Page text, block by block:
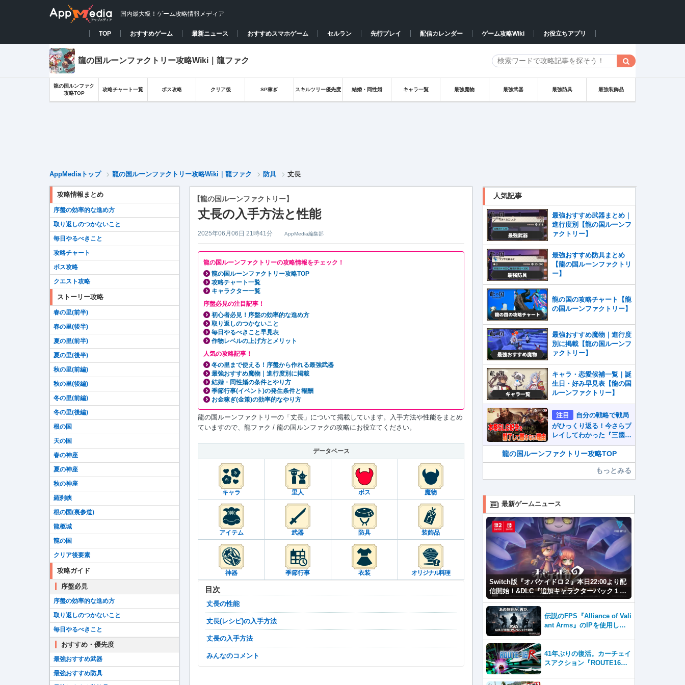
国内最大級！ゲーム攻略情報メディア
TOP おすすめゲーム 最新ニュース おすすめスマホゲーム セルラン 先行プレイ 配信カレンダー ゲーム攻略Wiki お役立ちアプリ
龍の国ルーンファクトリー攻略Wiki｜龍ファク
龍の国ルンファク
攻略TOP
攻略チャート一覧 ボス攻略 クリア後 SP稼ぎ スキルツリー優先度 結婚・同性婚 キャラ一覧 最強魔物 最強武器 最強防具 最強装飾品
AppMediaトップ 龍の国ルーンファクトリー攻略Wiki｜龍ファク 防具 丈長
【龍の国ルーンファクトリー】
丈長の入手方法と性能
2025年06月06日 21時41分 AppMedia編集部
龍の国ルーンファクトリーの攻略情報をチェック！
龍の国ルーンファクトリー攻略TOP
攻略チャート一覧
キャラクター一覧
序盤必見の注目記事！
初心者必見！序盤の効率的な進め方
取り返しのつかないこと
毎日やるべきこと早見表
作物レベルの上げ方とメリット
人気の攻略記事！
冬の里まで使える！序盤から作れる最強武器
最強おすすめ魔物｜進行度別に掲載
結婚・同性婚の条件とやり方
季節行事(イベント)の発生条件と報酬
お金稼ぎ(金策)の効率的なやり方
龍の国ルーンファクトリーの「丈長」について掲載しています。入手方法や性能をまとめ
ていますので、龍ファク / 龍の国ルンファクの攻略にお役立てください。
データベース
キャラ 里人 ボス 魔物
アイテム 武器 防具 装飾品
神器 季節行事 衣装 オリジナル料理
目次
丈長の性能
丈長(レシピ)の入手方法
丈長の入手方法
みんなのコメント
攻略情報まとめ
序盤の効率的な進め方
取り返しのつかないこと
毎日やるべきこと
攻略チャート
ボス攻略
クエスト攻略
ストーリー攻略
春の里(前半)
春の里(後半)
夏の里(前半)
夏の里(後半)
秋の里(前編)
秋の里(後編)
冬の里(前編)
冬の里(後編)
根の国
天の国
春の神座
夏の神座
秋の神座
羅刹峡
根の国(裏参道)
龍柩城
龍の国
クリア後要素
攻略ガイド
序盤必見
序盤の効率的な進め方
取り返しのつかないこと
毎日やるべきこと
おすすめ・優先度
最強おすすめ武器
最強おすすめ防具
人気記事
最強おすすめ武器まとめ｜
進行度別【龍の国ルーンフ
ァクトリー】
最強おすすめ防具まとめ
【龍の国ルーンファクトリ
ー】
龍の国の攻略チャート【龍
の国ルーンファクトリー】
最強おすすめ魔物｜進行度
別に掲載【龍の国ルーンフ
ァクトリー】
キャラ・恋愛候補一覧｜誕
生日・好み早見表【龍の国
ルーンファクトリー】
注目
自分の戦略で戦局
がひっくり返る！今さらプ
レイしてわかった『三國志
真戦』が本格SLG好きを
魅了して離さないワケ
龍の国ルーンファクトリー攻略TOP
もっとみる
最新ゲームニュース
Switch版『オバケイドロ２』本日22:00より配
信開始！&DLC『追加キャラクターパック１』
が登場！
伝説のFPS『Alliance of Vali
ant Arms』のIPを使用した
41年ぶりの復活。カーチェイ
スアクション『ROUTE16